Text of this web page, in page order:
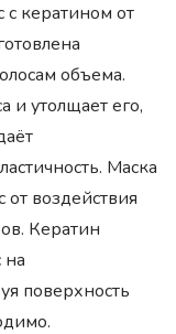
с кератином от
объема.
и утолщает его,
Маска
воздействия
Кератин
на
поверхность